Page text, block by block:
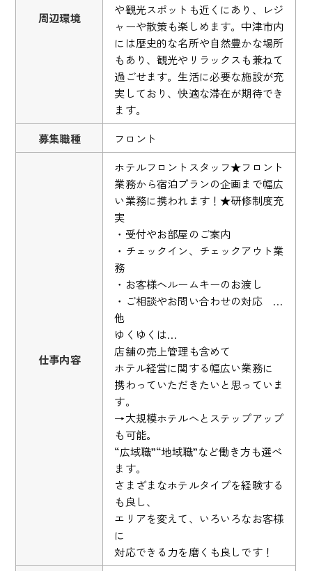
周辺環境
や観光スポットも近くにあり、レジ
ャーや散策も楽しめます。中津市内
には歴史的な名所や自然豊かな場所
もあり、観光やリラックスも兼ねて
過ごせます。生活に必要な施設が充
実しており、快適な滞在が期待でき
ます。
募集職種
フロント
仕事内容
ホテルフロントスタッフ★フロント
業務から宿泊プランの企画まで幅広
い業務に携われます！★研修制度充
実
・受付やお部屋のご案内
・チェックイン、チェックアウト業
務
・お客様へルームキーのお渡し
・ご相談やお問い合わせの対応 …
他
ゆくゆくは…
店舗の売上管理も含めて
ホテル経営に関する幅広い業務に
携わっていただきたいと思っていま
す。
→大規模ホテルへとステップアップ
も可能。
“広域職”“地域職”など働き方も選べ
ます。
さまざまなホテルタイプを経験する
も良し、
エリアを変えて、いろいろなお客様
に
対応できる力を磨くも良しです！